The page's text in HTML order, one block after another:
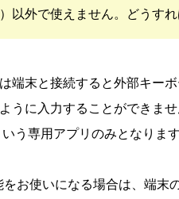
以外で使えません。どうすれ
端末と接続すると外部キー
うに入力することができま
う専用アプリのみとなります
お使いになる場合は、端末